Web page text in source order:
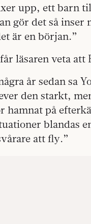
upp, ett barn
gör det så inser
är en början.”
läsaren veta
år sedan sa
den starkt,
hamnat på
blandas
att fly.”